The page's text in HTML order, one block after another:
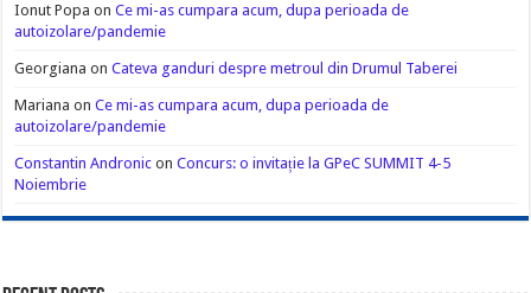
Ionut Popa onCe mi-as cumpara acum, dupa perioada de
autoizolare/pandemie
Georgiana onCateva ganduri despre metroul din Drumul Taberei
Mariana onCe mi-as cumpara acum, dupa perioada de
autoizolare/pandemie
Constantin Andronic onConcurs: o invitație la GPeC SUMMIT 4-5
Noiembrie